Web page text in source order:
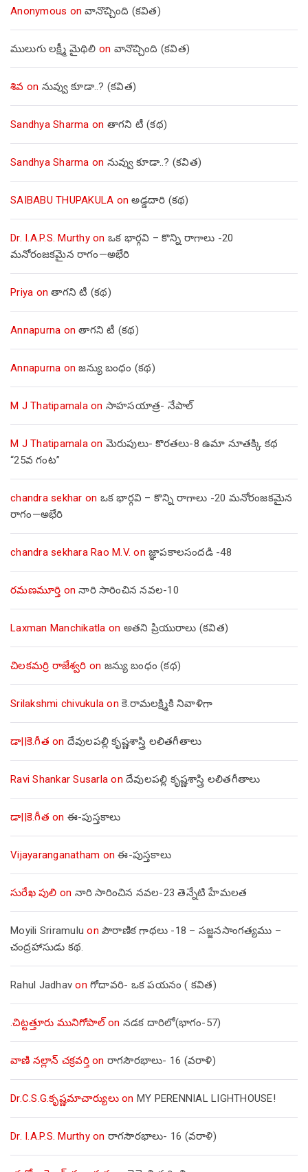
Anonymous onవానొచ్చింది (కవిత)
ములుగు లక్ష్మీ మైథిలి on వానొచ్చింది (కవిత)
శివ on నువ్వు కూడా..? (కవిత)
Sandhya Sharma on తాగని టీ (కథ)
Sandhya Sharma on నువ్వు కూడా..? (కవిత)
SAIBABU THUPAKULA onఅడ్డదారి (కథ)
Dr. I.A.P.S. Murthyon ఒక భార్గవి – కొన్ని రాగాలు -20
మనోరంజకమైన రాగం—అభేరి
Priya onతాగని టీ (కథ)
Annapurna onతాగని టీ (కథ)
Annapurna onజన్యు బంధం (కథ)
M J Thatipamalaon సాహసయాత్ర- నేపాల్‌
M J Thatipamalaon మెరుపులు- కొరతలు-8 ఉమా నూతక్కి కథ
“25వ గంట”
chandra sekhar on ఒక భార్గవి – కొన్ని రాగాలు -20 మనోరంజకమైన
రాగం—అభేరి
chandra sekhara Rao M.V. on జ్ఞాపకాలసందడి -48
రమణమూర్తి onనారి సారించిన నవల-10
Laxman Manchikatla on అతని ప్రియురాలు (కవిత)
చిలకమర్రి రాజేశ్వరి on జన్యు బంధం (కథ)
Srilakshmi chivukula on కె.రామలక్ష్మికి నివాళిగా
డా||కె.గీత on దేవులపల్లి కృష్ణశాస్త్రి లలితగీతాలు
Ravi Shankar Susarla on దేవులపల్లి కృష్ణశాస్త్రి లలితగీతాలు
డా||కె.గీత on ఈ-పుస్తకాలు
Vijayaranganatham onఈ-పుస్తకాలు
సురేఖ పులి on నారి సారించిన నవల-23 తెన్నేటి హేమలత
Moyili Sriramulu on పౌరాణిక గాథలు -18 – సజ్జనసాంగత్యము –
చంద్రహాసుడు కథ.
Rahul Jadhav on గోదావరి- ఒక పయనం ( కవిత)
.చిట్టత్తూరు మునిగోపాల్on నడక దారిలో(భాగం-57)
వాణి నల్లాన్ చక్రవర్తిon రాగసౌరభాలు- 16 (వరాళి)
Dr.C.S.G.కృష్ణమాచార్యులుon MY PERENNIAL LIGHTHOUSE!
Dr. I.A.P.S. Murthyon రాగసౌరభాలు- 16 (వరాళి)